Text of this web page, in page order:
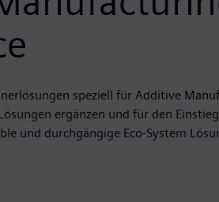
speziell für Additive
ergänzen und für den
und durchgängige Eco-System